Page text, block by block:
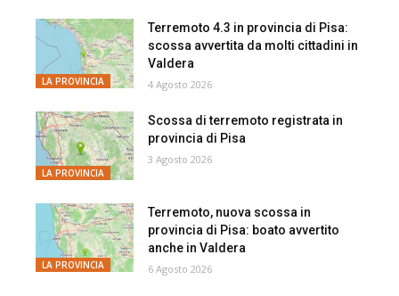
LA PROVINCIA
Terremoto 4.3 in provincia di Pisa:
scossa avvertita da molti cittadini in
Valdera
4 Agosto 2026
LA PROVINCIA
Scossa di terremoto registrata in
provincia di Pisa
3 Agosto 2026
LA PROVINCIA
Terremoto, nuova scossa in
provincia di Pisa: boato avvertito
anche in Valdera
6 Agosto 2026